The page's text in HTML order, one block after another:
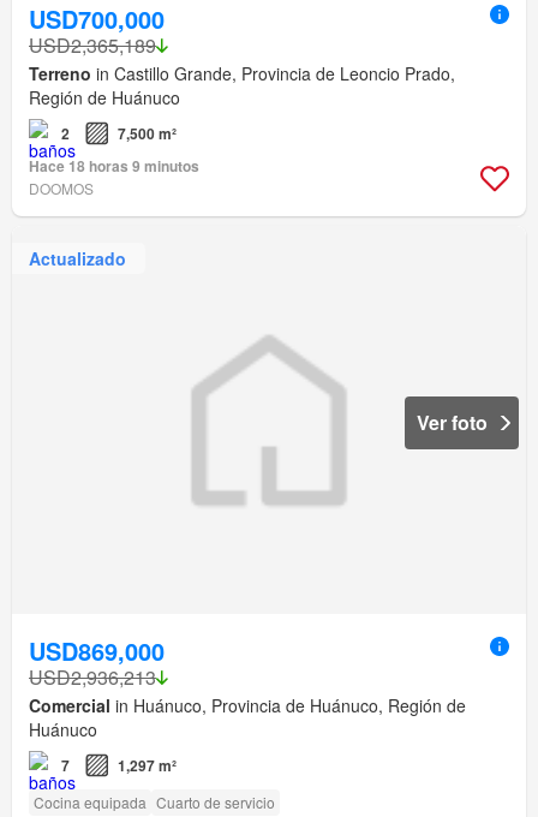
USD700,000
USD2,365,189
Terreno in Castillo Grande, Provincia de Leoncio Prado,
Región de Huánuco
2
7,500 m²
Hace 18 horas 9 minutos
DOOMOS
Actualizado
Ver foto
USD869,000
USD2,936,213
Comercial in Huánuco, Provincia de Huánuco, Región de
Huánuco
7 1,297 m²
Cocina equipada Cuarto de servicio